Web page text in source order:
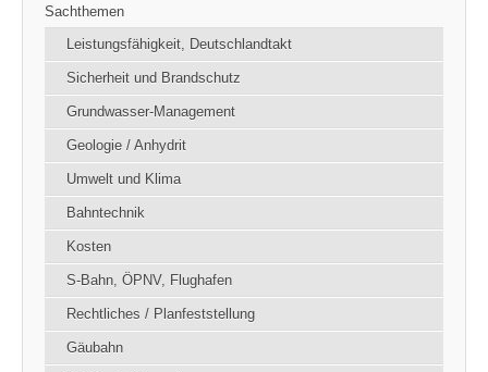
Sachthemen
Leistungsfähigkeit, Deutschlandtakt
Sicherheit und Brandschutz
Grundwasser-Management
Geologie / Anhydrit
Umwelt und Klima
Bahntechnik
Kosten
S-Bahn, ÖPNV, Flughafen
Rechtliches / Planfeststellung
Gäubahn